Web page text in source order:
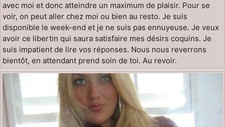
avec moi et donc atteindre un maximum de plaisir. Pour se
voir, on peut aller chez moi ou bien au resto. Je suis
disponible le week-end et je ne suis pas ennuyeuse. Je veux
avoir ce libertin qui saura satisfaire mes désirs coquins. Je
suis impatient de lire vos réponses. Nous nous reverrons
bientôt, en attendant prend soin de toi. Au revoir.